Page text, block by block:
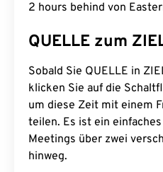
2 hours behind von
QUELLE zum
Sobald Sie QUELLE in
klicken Sie auf die
um diese Zeit mit einem
teilen. Es ist ein
Meetings über zwei
hinweg.